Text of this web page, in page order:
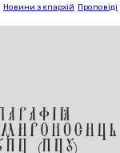
Новини з єпархій Проповіді